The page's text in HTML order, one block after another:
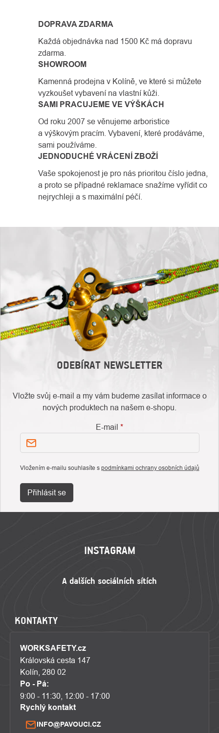
DOPRAVA ZDARMA
Každá objednávka nad 1500 Kč má dopravu
zdarma.
SHOWROOM
Kamenná prodejna v Kolíně, ve které si můžete
vyzkoušet vybavení na vlastní kůži.
SAMI PRACUJEME VE VÝŠKÁCH
Od roku 2007 se věnujeme arboristice
a výškovým pracím. Vybavení, které prodáváme,
sami používáme.
JEDNODUCHÉ VRÁCENÍ ZBOŽÍ
Vaše spokojenost je pro nás prioritou číslo jedna,
a proto se případné reklamace snažíme vyřídit co
nejrychleji a s maximální péčí.
ODEBÍRAT NEWSLETTER
Vložte svůj e-mail a my vám budeme zasílat informace o
nových produktech na našem e-shopu.
E-mail
Vložením e-mailu souhlasíte s podmínkami ochrany osobních údajů
Přihlásit se
INSTAGRAM
KONTAKTY
WORKSAFETY.cz
Královská cesta 147
Kolín, 280 02
Po - Pá:
9:00 - 11:30, 12:00 - 17:00
Rychlý kontakt
INFO@PAVOUCI.CZ